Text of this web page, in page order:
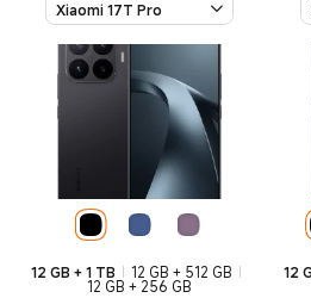
Xiaomi 17T Pro
12 GB + 1 TB 12 GB + 512 GB
12 GB + 256 GB
12